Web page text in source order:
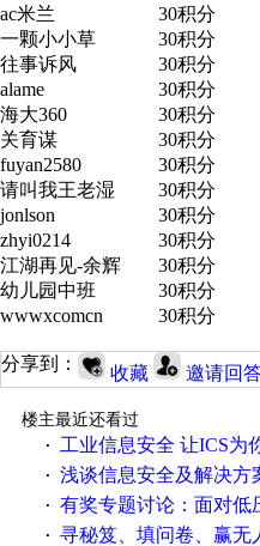
ac米兰
30积分
一颗小小草
30积分
往事诉风
30积分
alame
30积分
海大360
30积分
关育谋
30积分
fuyan2580
30积分
请叫我王老湿
30积分
jonlson
30积分
zhyi0214
30积分
江湖再见-余辉
30积分
幼儿园中班
30积分
wwwxcomcn
30积分
分享到： 收藏 邀请回
楼主最近还看过
·
工业信息安全 让ICS为
· 浅谈信息安全及解决方
· 有奖专题讨论：面对低压变频故障，老手
· 寻秘笈、填问卷、赢无